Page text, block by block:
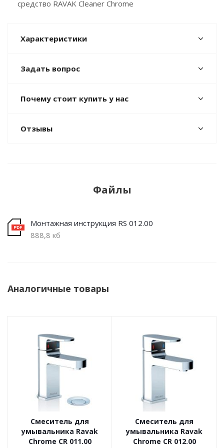
средство RAVAK Cleaner Chrome
Характеристики
Задать вопрос
Почему стоит купить у нас
Отзывы
Файлы
Монтажная инструкция RS 012.00
888,8 кб
Аналогичные товары
Смеситель для
умывальника Ravak
Chrome CR 011.00
Смеситель для
умывальника Ravak
Chrome CR 012.00